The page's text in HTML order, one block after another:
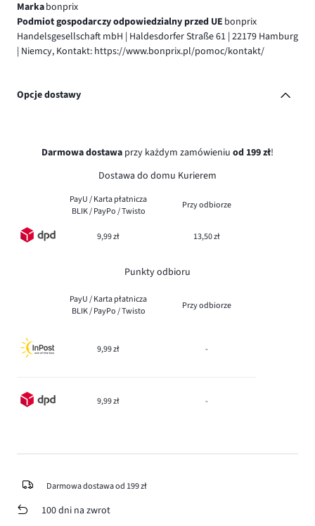
Markabonprix
Podmiot gospodarczy odpowiedzialny przed UE bonprix
Handelsgesellschaft mbH | Haldesdorfer Straße 61 | 22179 Hamburg
| Niemcy, Kontakt: https://www.bonprix.pl/pomoc/kontakt/
Opcje dostawy
Darmowa dostawa przy każdym zamówieniu od 199 zł!
Dostawa do domu Kurierem
PayU / Karta płatnicza
BLIK / PayPo / Twisto
Przy odbiorze
9,99 zł 13,50 zł
Punkty odbioru
PayU / Karta płatnicza
BLIK / PayPo / Twisto
Przy odbiorze
9,99 zł -
9,99 zł -
Darmowa dostawa od 199 zł
100 dni na zwrot